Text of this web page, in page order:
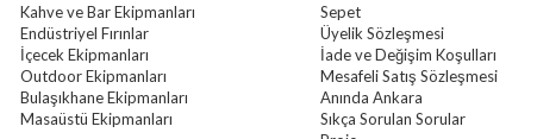
Kahve ve Bar Ekipmanları
Endüstriyel Fırınlar
İçecek Ekipmanları
Outdoor Ekipmanları
Bulaşıkhane Ekipmanları
Masaüstü Ekipmanları
Sepet
Üyelik Sözleşmesi
İade ve Değişim Koşulları
Mesafeli Satış Sözleşmesi
Anında Ankara
Sıkça Sorulan Sorular